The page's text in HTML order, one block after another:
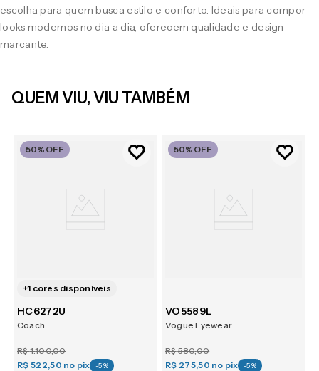
escolha para quem busca estilo e conforto. Ideais para compor
looks modernos no dia a dia, oferecem qualidade e design
marcante.
QUEM VIU, VIU TAMBÉM
+1 cores disponíveis
50% OFF
HC6272U
Coach
R$1.100,00
R$ 522,50 no pix -5%
50% OFF
VO5589L
Vogue Eyewear
R$580,00
R$ 275,50 no pix -5%